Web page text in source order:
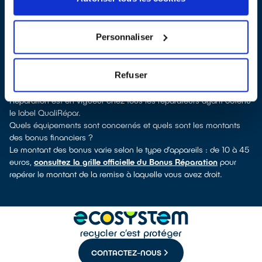
Personnaliser
Refuser
. En cliquant sur la fiche détaillée du réparateur, vous
verrez pour quels types d’appareils ce professionnel a obtenu le
smartphone, outils électriques : à chaque famille d’équipements
son réparateur spécialisé et labellisé QualiRépar.
Consulter l’annuaire
Comment bénéficier du Bonus Réparation à Mouy ?
Immédiatement déduit de la facture par le réparateur, le Bonus
Réparation est en vigueur chez tous les réparateurs ayant obtenu
le label QualiRépar.
Quels équipements sont concernés et quels sont les montants
des bonus financiers ?
Le montant des bonus varie selon le type d’appareils : de 10 à 45
euros, consultez la grille officielle du Bonus Réparation pour
repérer le montant de la remise à laquelle vous avez droit.
CONTACTEZ-NOUS